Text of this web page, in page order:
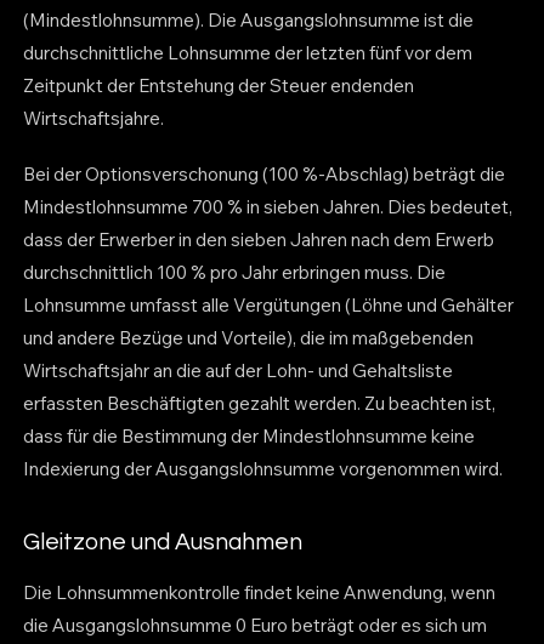
(Mindestlohnsumme). Die Ausgangslohnsumme ist die
durchschnittliche Lohnsumme der letzten fünf vor dem
Zeitpunkt der Entstehung der Steuer endenden
Wirtschaftsjahre.
Bei der Optionsverschonung (100 %-Abschlag) beträgt die
Mindestlohnsumme 700 % in sieben Jahren. Dies bedeutet,
dass der Erwerber in den sieben Jahren nach dem Erwerb
durchschnittlich 100 % pro Jahr erbringen muss. Die
Lohnsumme umfasst alle Vergütungen (Löhne und Gehälter
und andere Bezüge und Vorteile), die im maßgebenden
Wirtschaftsjahr an die auf der Lohn- und Gehaltsliste
erfassten Beschäftigten gezahlt werden. Zu beachten ist,
dass für die Bestimmung der Mindestlohnsumme keine
Indexierung der Ausgangslohnsumme vorgenommen wird.
Gleitzone und Ausnahmen
Die Lohnsummenkontrolle findet keine Anwendung, wenn
die Ausgangslohnsumme 0 Euro beträgt oder es sich um